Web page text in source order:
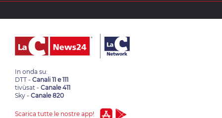
In onda su:
DTT - Canali 11 e 111
tivùsat - Canale 411
Sky - Canale 820
Scarica tutte le nostre app!